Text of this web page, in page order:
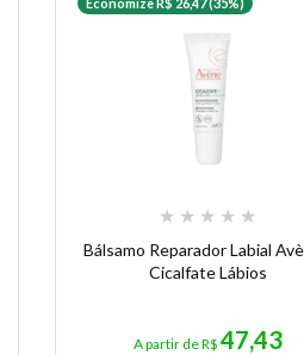
Economize R$ 26,47 (35%)
★ ★ ★ ★ ★
Bálsamo Reparador Labial
Cicalfate Lábios
A partir de R$ 47,43